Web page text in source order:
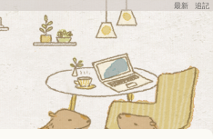
最新 追記